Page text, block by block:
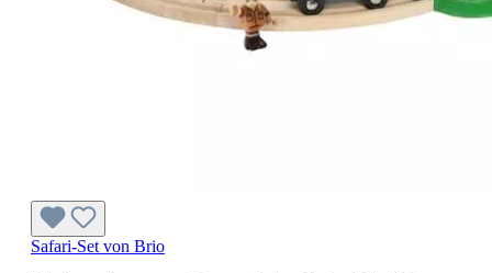
Safari-Set von Brio